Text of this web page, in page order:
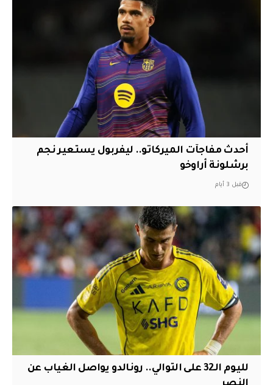
أحدث مفاجآت الميركاتو.. ليفربول يستعير نجم
برشلونة أراوخو
قبل 3 أيام
لليوم الـ32 على التوالي.. رونالدو يواصل الغياب عن